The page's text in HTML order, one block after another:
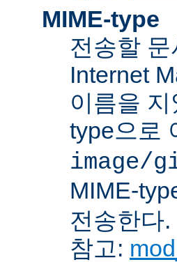
MIME-type
전송할
Internet
이름을
type으로
image/
MIME-
전송한다.
참고: